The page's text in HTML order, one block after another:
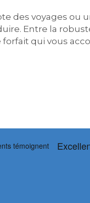
des voyages ou
Entre la
forfait qui vous